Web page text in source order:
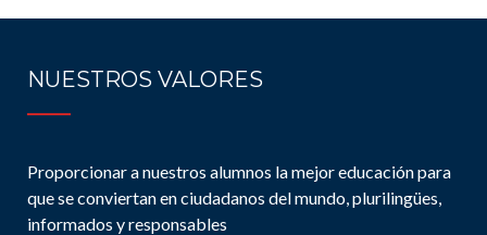
NUESTROS VALORES
Proporcionar a nuestros alumnos la mejor educación para
que se conviertan en ciudadanos del mundo, plurilingües,
informados y responsables